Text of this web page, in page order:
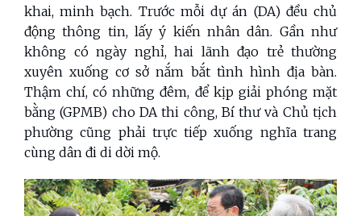
khai, minh bạch. Trước mỗi dự án (DA) đều chủ
động thông tin, lấy ý kiến nhân dân. Gần như
không có ngày nghỉ, hai lãnh đạo trẻ thường
xuyên xuống cơ sở nắm bắt tình hình địa bàn.
Thậm chí, có những đêm, để kịp giải phóng mặt
bằng (GPMB) cho DA thi công, Bí thư và Chủ tịch
phường cũng phải trực tiếp xuống nghĩa trang
cùng dân đi di dời mộ.